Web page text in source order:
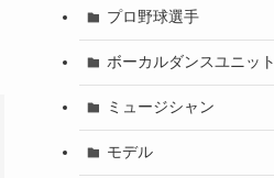
プロ野球選手
ボーカルダンスユニット
ミュージシャン
モデル